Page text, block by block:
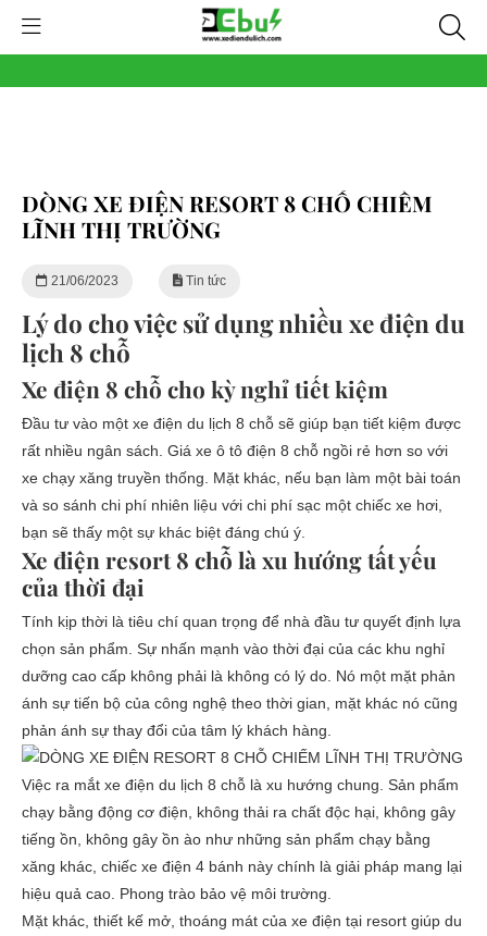
DÒNG XE ĐIỆN RESORT 8 CHỖ CHIẾM
LĨNH THỊ TRƯỜNG
21/06/2023 Tin tức
Lý do cho việc sử dụng nhiều xe điện du
lịch 8 chỗ
Xe điện 8 chỗ cho kỳ nghỉ tiết kiệm
Đầu tư vào một xe điện du lịch 8 chỗ sẽ giúp bạn tiết kiệm được
rất nhiều ngân sách. Giá xe ô tô điện 8 chỗ ngồi rẻ hơn so với
xe chạy xăng truyền thống. Mặt khác, nếu bạn làm một bài toán
và so sánh chi phí nhiên liệu với chi phí sạc một chiếc xe hơi,
bạn sẽ thấy một sự khác biệt đáng chú ý.
Xe điện resort 8 chỗ là xu hướng tất yếu
của thời đại
Tính kịp thời là tiêu chí quan trọng để nhà đầu tư quyết định lựa
chọn sản phẩm. Sự nhấn mạnh vào thời đại của các khu nghỉ
dưỡng cao cấp không phải là không có lý do. Nó một mặt phản
ánh sự tiến bộ của công nghệ theo thời gian, mặt khác nó cũng
phản ánh sự thay đổi của tâm lý khách hàng.
Việc ra mắt xe điện du lịch 8 chỗ là xu hướng chung. Sản phẩm
chạy bằng động cơ điện, không thải ra chất độc hại, không gây
tiếng ồn, không gây ồn ào như những sản phẩm chạy bằng
xăng khác, chiếc xe điện 4 bánh này chính là giải pháp mang lại
hiệu quả cao. Phong trào bảo vệ môi trường.
Mặt khác, thiết kế mở, thoáng mát của xe điện tại resort giúp du